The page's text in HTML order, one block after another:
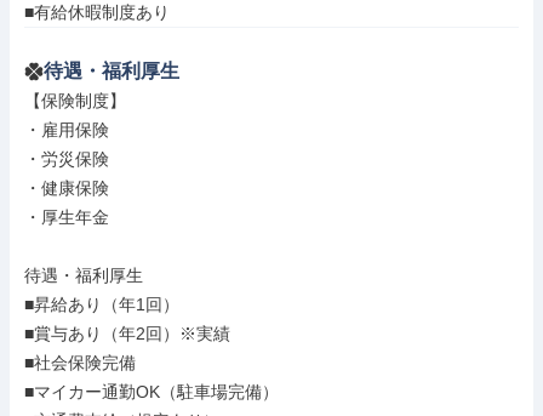
■有給休暇制度あり
待遇・福利厚生
【保険制度】
・雇用保険
・労災保険
・健康保険
・厚生年金
待遇・福利厚生
■昇給あり（年1回）
■賞与あり（年2回）※実績
■社会保険完備
■マイカー通勤OK（駐車場完備）